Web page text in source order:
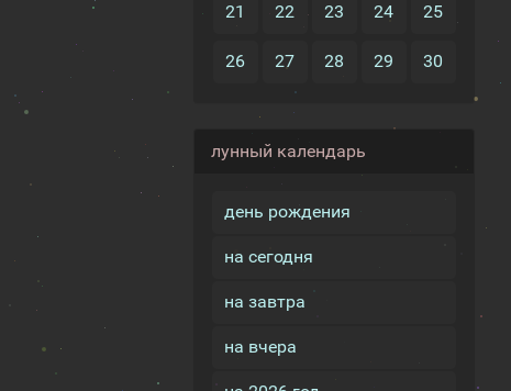
21 22 23 24 25
26 27 28 29 30
лунный календарь
день рождения
на сегодня
на завтра
на вчера